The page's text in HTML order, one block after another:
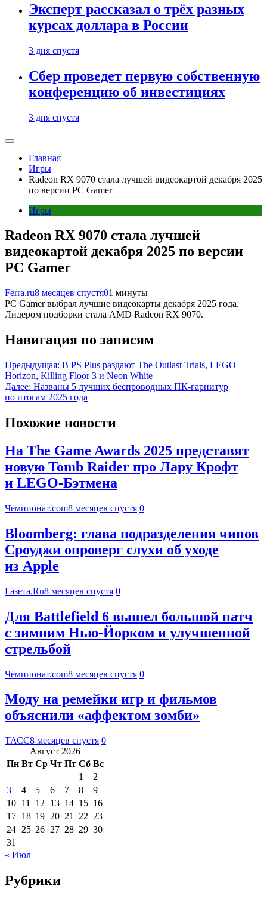
Эксперт рассказал о трёх разных
курсах доллара в России
3 дня спустя
Сбер проведет первую собственную
конференцию об инвестициях
3 дня спустя
Главная
Игры
Radeon RX 9070 стала лучшей видеокартой декабря 2025
по версии PC Gamer
Игры
Radeon RX 9070 стала лучшей
видеокартой декабря 2025 по версии
PC Gamer
Ferra.ru8 месяцев спустя01 минуты
PC Gamer выбрал лучшие видеокарты декабря 2025 года.
Лидером подборки стала AMD Radeon RX 9070.
Навигация по записям
Предыдущая: В PS Plus раздают The Outlast Trials, LEGO
Horizon, Killing Floor 3 и Neon White
Далее: Названы 5 лучших беспроводных ПК-гарнитур
по итогам 2025 года
Похожие новости
На The Game Awards 2025 представят
новую Tomb Raider про Лару Крофт
и LEGO-Бэтмена
Чемпионат.com8 месяцев спустя 0
Bloomberg: глава подразделения чипов
Сроуджи опроверг слухи об уходе
из Apple
Газета.Ru8 месяцев спустя 0
Для Battlefield 6 вышел большой патч
с зимним Нью-Йорком и улучшенной
стрельбой
Чемпионат.com8 месяцев спустя 0
Моду на ремейки игр и фильмов
объяснили «аффектом зомби»
ТАСС8 месяцев спустя 0
Август 2026
Пн Вт Ср Чт Пт Сб Вс
1
2
3
4 5 6 7 8
9
10 11 12 13 14 15 16
17 18 19 20 21 22 23
24 25 26 27 28 29 30
31
« Июл
Рубрики